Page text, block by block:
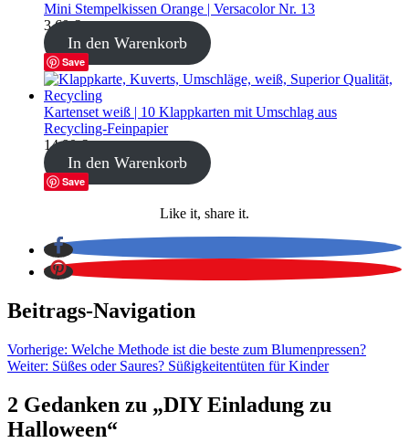
Mini Stempelkissen Orange | Versacolor Nr. 13
3,60€
In den Warenkorb
Save
Kartenset weiß | 10 Klappkarten mit Umschlag aus
Recycling-Feinpapier
14,90€
In den Warenkorb
Save
Like it, share it.
Beitrags-Navigation
Vorherige: Welche Methode ist die beste zum Blumenpressen?
Weiter: Süßes oder Saures? Süßigkeitentüten für Kinder
2 Gedanken zu „DIY Einladung zu
Halloween“